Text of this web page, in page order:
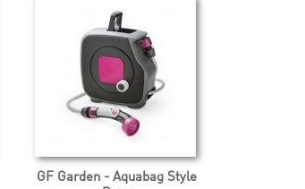
GF Garden - Aquabag Style